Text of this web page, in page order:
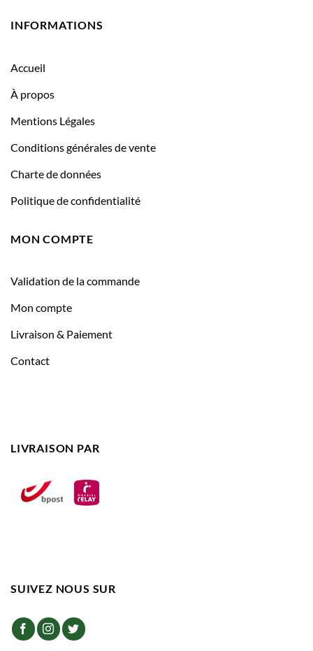
INFORMATIONS
Accueil
À propos
Mentions Légales
Conditions générales de vente
Charte de données
Politique de confidentialité
MON COMPTE
Validation de la commande
Mon compte
Livraison & Paiement
Contact
LIVRAISON PAR
SUIVEZ NOUS SUR